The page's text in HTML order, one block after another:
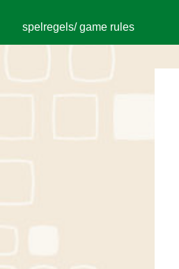
spelregels/ game rules